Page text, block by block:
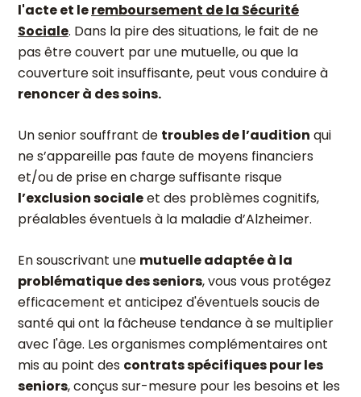
l'acte et leremboursement de la Sécurité
Sociale. Dans la pire des situations, le fait de ne
pas être couvert par une mutuelle, ou que la
couverture soit insuffisante, peut vous conduire à
renoncer à des soins.
Un senior souffrant de troubles de l’audition qui
ne s’appareille pas faute de moyens financiers
et/ou de prise en charge suffisante risque
l’exclusion socialeet des problèmes cognitifs,
préalables éventuels à la maladie d’Alzheimer.
En souscrivant une mutuelle adaptée à la
problématique des seniors, vous vous protégez
efficacement et anticipez d'éventuels soucis de
santé qui ont la fâcheuse tendance à se multiplier
avec l'âge. Les organismes complémentaires ont
mis au point des contrats spécifiques pour les
seniors, conçus sur-mesure pour les besoins et les